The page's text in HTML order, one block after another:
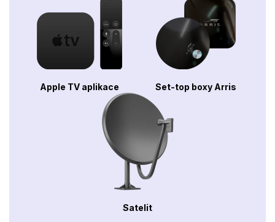
Apple TV aplikace Set-top boxy Arris
Satelit